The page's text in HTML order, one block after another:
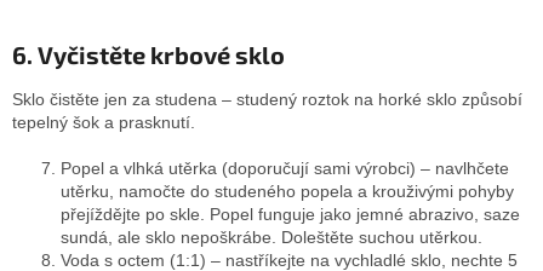
6. Vyčistěte krbové sklo
Sklo čistěte jen za studena – studený roztok na horké sklo způsobí
tepelný šok a prasknutí.
Popel a vlhká utěrka (doporučují sami výrobci) – navlhčete
utěrku, namočte do studeného popela a krouživými pohyby
přejíždějte po skle. Popel funguje jako jemné abrazivo, saze
sundá, ale sklo nepoškrábe. Doleštěte suchou utěrkou.
Voda s octem (1:1) – nastříkejte na vychladlé sklo, nechte 5